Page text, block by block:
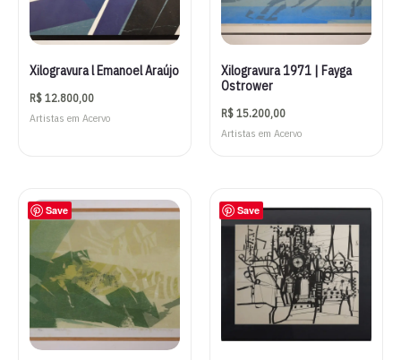
Xilogravura l Emanoel Araújo
R$12.800,00
Artistas em Acervo
Xilogravura 1971 | Fayga
Ostrower
R$15.200,00
Artistas em Acervo
Save Save